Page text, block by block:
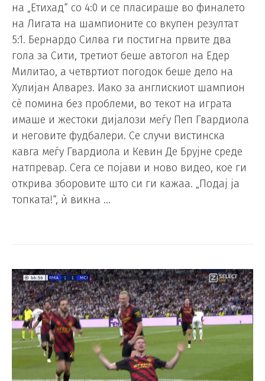
на „Етихад“ со 4:0 и се пласираше во финалето
на Лигата на шампионите со вкупен резултат
5:1. Бернардо Силва ги постигна првите два
гола за Сити, третиот беше автогол на Едер
Милитао, а четвртиот погодок беше дело на
Хулијан Алварез. Иако за англискиот шампион
сè помина без проблеми, во текот на играта
имаше и жестоки дијалози меѓу Пеп Гвардиола
и неговите фудбалери. Се случи вистинска
кавга меѓу Гвардиола и Кевин Де Брујне среде
натпревар. Сега се појави и ново видео, кое ги
открива зборовите што си ги кажаа. „Подај ја
топката!“, ѝ викна …